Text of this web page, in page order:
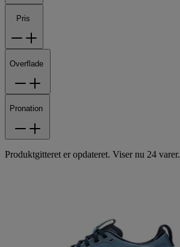
Pris
Overflade
Pronation
Produktgitteret er opdateret. Viser nu 24 varer.